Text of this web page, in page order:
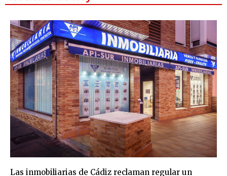
Las inmobiliarias de Cádiz reclaman regular un